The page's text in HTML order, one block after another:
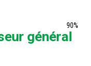
90%
général